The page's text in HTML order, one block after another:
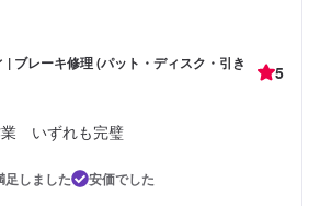
| ブレーキ修理 (パット・ディスク・引き
5
いずれも完璧
足しました
安価でした